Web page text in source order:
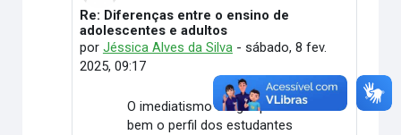
Em resposta à Camila Peixoto de Oliveira
Re: Diferenças entre o ensino de
adolescentes e adultos
por Jéssica Alves da Silva- sábado, 8 fev.
2025, 09:17
O imediatismo é algo que resume
bem o perfil dos estudantes